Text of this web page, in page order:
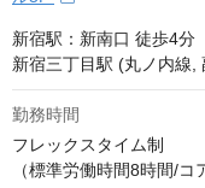
新宿駅：新南口 徒歩4分
新宿三丁目駅 (丸ノ内線,
勤務時間
フレックスタイム制
（標準労働時間8時間/コ